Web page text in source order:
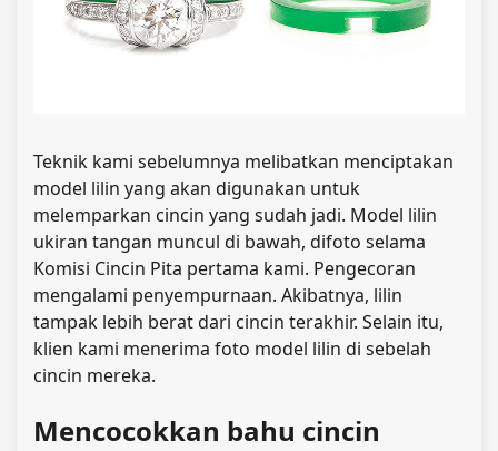
Teknik kami sebelumnya melibatkan menciptakan
model lilin yang akan digunakan untuk
melemparkan cincin yang sudah jadi. Model lilin
ukiran tangan muncul di bawah, difoto selama
Komisi Cincin Pita pertama kami. Pengecoran
mengalami penyempurnaan. Akibatnya, lilin
tampak lebih berat dari cincin terakhir. Selain itu,
klien kami menerima foto model lilin di sebelah
cincin mereka.
Mencocokkan bahu cincin